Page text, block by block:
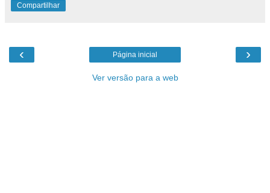
Compartilhar
‹ ›
Página inicial
Ver versão para a web